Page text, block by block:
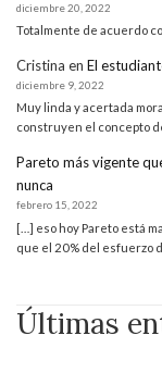
diciembre 20, 2022
Totalmente de acuerdo
Cristina en El
diciembre 9, 2022
Muy linda y acertada
construyen el concepto
Pareto más vigente
nunca
febrero 15, 2022
[…] eso hoy Pareto está
que el 20% del esfuerzo
Últimas